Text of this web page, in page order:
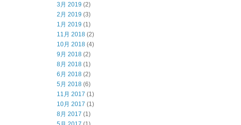
3月 2019 (2)
2月 2019 (3)
1月 2019 (1)
11月 2018 (2)
10月 2018 (4)
9月 2018 (2)
8月 2018 (1)
6月 2018 (2)
5月 2018 (6)
11月 2017 (1)
10月 2017 (1)
8月 2017 (1)